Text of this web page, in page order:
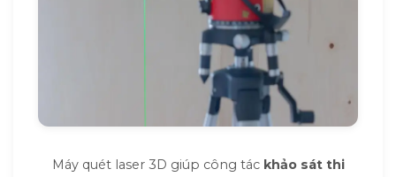
Máy quét laser 3D giúp công tác khảo sát thi